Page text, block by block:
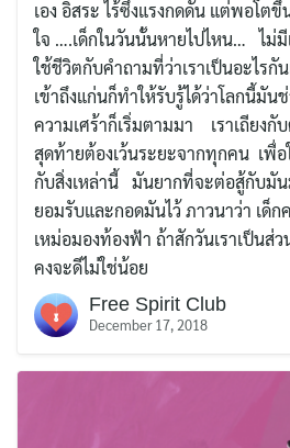
เอง อิสระ ไร้ซึ่งแรงกดดัน แต่พอโต
ใจ ….เด็กในวันนั้นหายไปไหน… ไ
ใช้ชีวิตกับคำถามที่ว่าเราเป็นอะไร
เข้าถึงแก่นก็ทำให้รับรู้ได้ว่าโลกนี้มัน
ความเศร้าก็เริ่มตามมา เราเถียงกั
สุดท้ายต้องเว้นระยะจากทุกคน เพื่
กับสิ่งเหล่านี้ มันยากที่จะต่อสู้กับ
ยอมรับและกอดมันไว้ ภาวนาว่า เด็
เหม่อมองท้องฟ้า ถ้าสักวันเราเป็นส่
คงจะดีไม่ใช่น้อย
Free Spirit Club
December 17, 2018